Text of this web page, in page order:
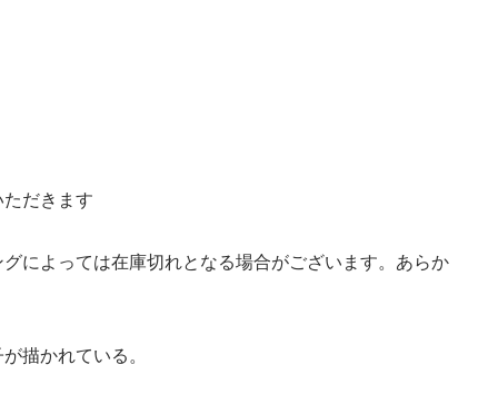
だきます
によっては在庫切れとなる場合がございます。あらか
描かれている。